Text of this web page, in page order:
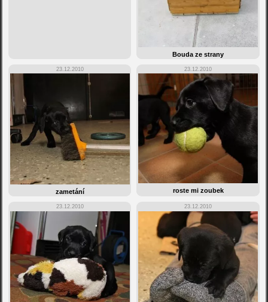
Bouda ze strany
23.12.2010
zametání
23.12.2010
roste mi zoubek
23.12.2010 23.12.2010